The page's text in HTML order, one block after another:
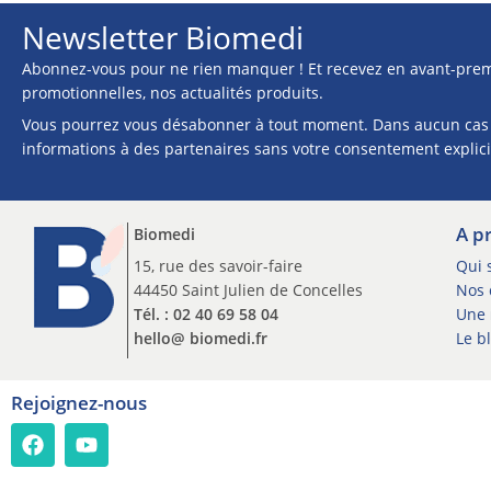
Newsletter Biomedi
Abonnez-vous pour ne rien manquer ! Et recevez en avant-
promotionnelles, nos actualités produits.
Vous pourrez vous désabonner à tout moment. Dans aucun
informations à des partenaires sans votre consentement
Biomedi
15, rue des savoir-faire
44450 Saint Julien de Concelles
Tél. : 02 40 69 58 04
hello@ biomedi.fr
A
Qui
Nos
Une
Le
Rejoignez-nous